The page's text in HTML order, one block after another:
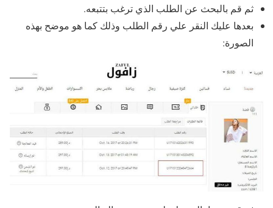
ثم قم بالبحث عن الطلب الذي ترغب بتتبعه.
بعدها عليك النقر علي رقم الطلب وذلك كما هو موضح بهذه
الصورة: